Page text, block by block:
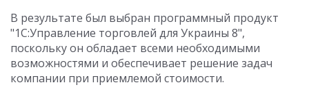
В результате был выбран программный продукт
"1С:Управление торговлей для Украины 8",
поскольку он обладает всеми необходимыми
возможностями и обеспечивает решение задач
компании при приемлемой стоимости.